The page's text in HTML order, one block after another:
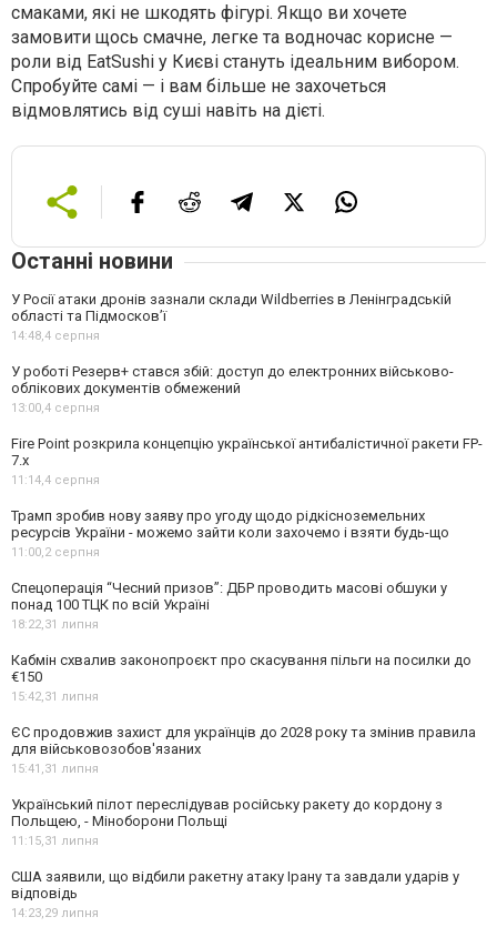
смаками, які не шкодять фігурі. Якщо ви хочете
замовити щось смачне, легке та водночас корисне —
роли від EatSushi у Києві стануть ідеальним вибором.
Спробуйте самі — і вам більше не захочеться
відмовлятись від суші навіть на дієті.
Останні новини
У Росії атаки дронів зазнали склади Wildberries в Ленінградській
області та Підмосков’ї
14:48,4 серпня
У роботі Резерв+ стався збій: доступ до електронних військово-
облікових документів обмежений
13:00,4 серпня
Fire Point розкрила концепцію української антибалістичної ракети FP-
7.x
11:14,4 серпня
Трамп зробив нову заяву про угоду щодо рідкісноземельних
ресурсів України - можемо зайти коли захочемо і взяти будь-що
11:00,2 серпня
Спецоперація “Чесний призов”: ДБР проводить масові обшуки у
понад 100 ТЦК по всій Україні
18:22,31 липня
Кабмін схвалив законопроєкт про скасування пільги на посилки до
€150
15:42,31 липня
ЄС продовжив захист для українців до 2028 року та змінив правила
для військовозобов'язаних
15:41,31 липня
Український пілот переслідував російську ракету до кордону з
Польщею, - Міноборони Польщі
11:15,31 липня
США заявили, що відбили ракетну атаку Ірану та завдали ударів у
відповідь
14:23,29 липня